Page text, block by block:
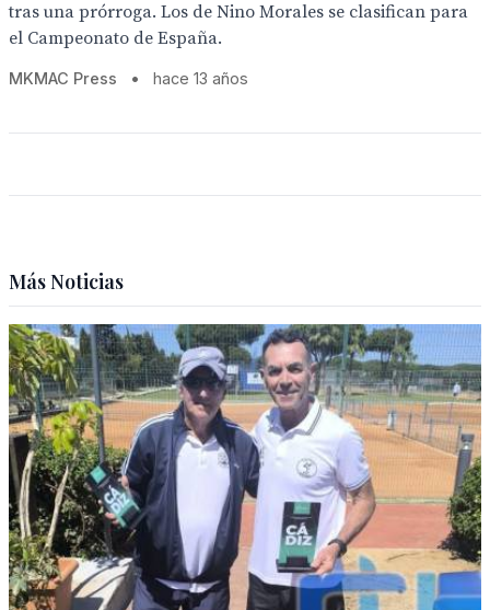
tras una prórroga. Los de Nino Morales se clasifican para
el Campeonato de España.
MKMAC Press • hace 13 años
Más Noticias